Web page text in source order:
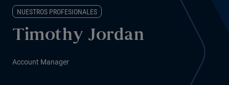
NUESTROS PROFESIONALES
Timothy Jordan
Account Manager